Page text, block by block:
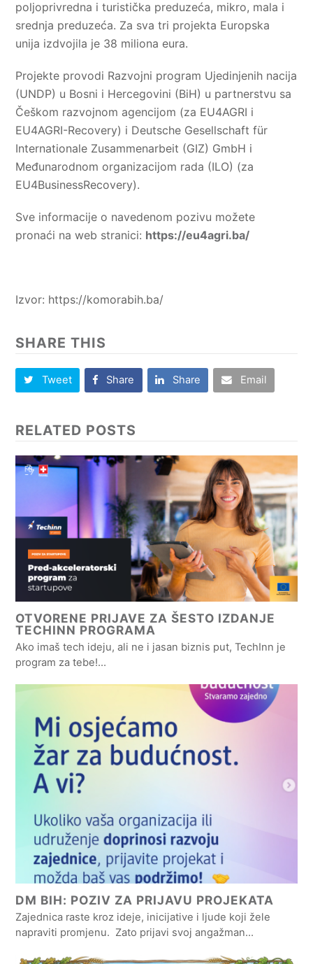
poljoprivredna i turistička preduzeća, mikro, mala i
srednja preduzeća. Za sva tri projekta Europska
unija izdvojila je 38 miliona eura.
Projekte provodi Razvojni program Ujedinjenih nacija
(UNDP) u Bosni i Hercegovini (BiH) u partnerstvu sa
Češkom razvojnom agencijom (za EU4AGRI i
EU4AGRI-Recovery) i Deutsche Gesellschaft für
Internationale Zusammenarbeit (GIZ) GmbH i
Međunarodnom organizacijom rada (ILO) (za
EU4BusinessRecovery).
Sve informacije o navedenom pozivu možete
pronaći na web stranici: https://eu4agri.ba/
Izvor: https://komorabih.ba/
SHARE THIS
Tweet Share Share Email
RELATED POSTS
OTVORENE PRIJAVE ZA ŠESTO IZDANJE
TECHINN PROGRAMA
Ako imaš tech ideju, ali ne i jasan biznis put, TechInn je
program za tebe!…
DM BIH: POZIV ZA PRIJAVU PROJEKATA
Zajednica raste kroz ideje, inicijative i ljude koji žele
napraviti promjenu. Zato prijavi svoj angažman…